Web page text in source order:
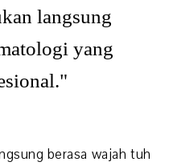
langsung
yang
berasa wajah tuh